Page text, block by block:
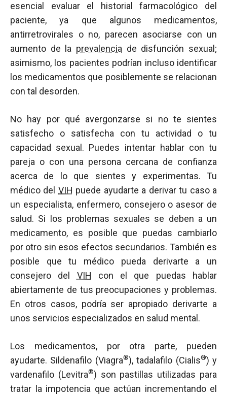
esencial evaluar el historial farmacológico del
paciente, ya que algunos medicamentos,
antirretrovirales o no, parecen asociarse con un
aumento de la prevalencia de disfunción sexual;
asimismo, los pacientes podrían incluso identificar
los medicamentos que posiblemente se relacionan
con tal desorden.
No hay por qué avergonzarse si no te sientes
satisfecho o satisfecha con tu actividad o tu
capacidad sexual. Puedes intentar hablar con tu
pareja o con una persona cercana de confianza
acerca de lo que sientes y experimentas. Tu
médico del VIH puede ayudarte a derivar tu caso a
un especialista, enfermero, consejero o asesor de
salud. Si los problemas sexuales se deben a un
medicamento, es posible que puedas cambiarlo
por otro sin esos efectos secundarios. También es
posible que tu médico pueda derivarte a un
consejero del VIH con el que puedas hablar
abiertamente de tus preocupaciones y problemas.
En otros casos, podría ser apropiado derivarte a
unos servicios especializados en salud mental.
Los medicamentos, por otra parte, pueden
ayudarte. Sildenafilo (Viagra®), tadalafilo (Cialis®) y
vardenafilo (Levitra®) son pastillas utilizadas para
tratar la impotencia que actúan incrementando el